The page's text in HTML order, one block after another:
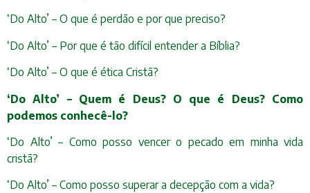
‘Do Alto’ – O que é perdão e por que preciso?
‘Do Alto’ – Por que é tão difícil entender a Bíblia?
‘Do Alto’ – O que é ética Cristã?
‘Do Alto’ – Quem é Deus? O que é Deus? Como
podemos conhecê-lo?
‘Do Alto’ – Como posso vencer o pecado em minha vida
cristã?
‘Do Alto’ – Como posso superar a decepção com a vida?